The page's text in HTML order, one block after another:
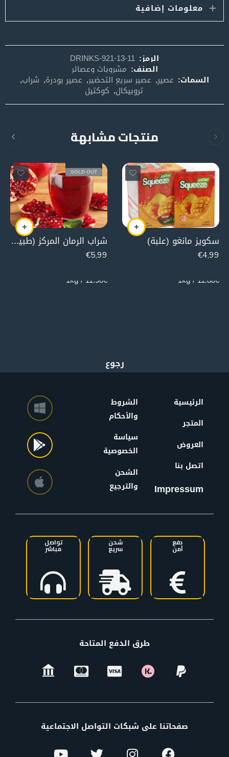
معلومات إضافية
الرمز: DRINKS-921-13-11
الصنف: مشروبات وعصائر
السمات: عصير, عصير سريع التحضير, عصير بودرة, شراب,
تروبيكال, كوكتيل
منتجات مشابهة
سكويز مانغو (علبة)
€4,99
11.88€ / 1kg
SOLD OUT
شراب الرمان المركز (طبيعي)
€5,99
11.98€ / 1kg
الرئيسية
المتجر
العروض
اتصل بنا
Impressum
الشروط
والأحكام
سياسة
الخصوصية
الشحن
والترجيع
دفع
آمن
شحن
سريع
تواصل
مباشر
طرق الدفع المتاحة
صفحاتنا على شبكات التواصل الاجتماعية